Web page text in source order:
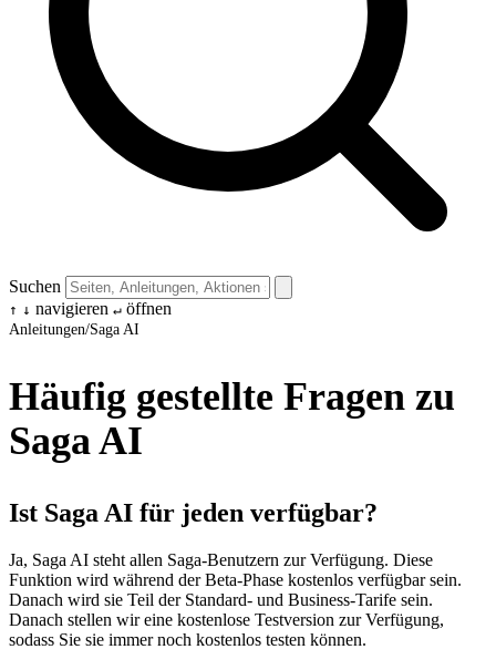
Suchen
↑ ↓ navigieren ↵ öffnen
Anleitungen/Saga AI
Häufig gestellte Fragen zu
Saga AI
Ist Saga AI für jeden verfügbar?
Ja, Saga AI steht allen Saga-Benutzern zur Verfügung. Diese
Funktion wird während der Beta-Phase kostenlos verfügbar sein.
Danach wird sie Teil der Standard- und Business-Tarife sein.
Danach stellen wir eine kostenlose Testversion zur Verfügung,
sodass Sie sie immer noch kostenlos testen können.